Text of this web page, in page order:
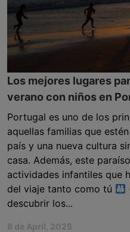
Los mejores lugares
verano con niños en
Portugal es uno de los
aquellas familias que
país y una nueva cultura
casa. Además, este
actividades infantiles que
del viaje tanto como tú
descubrir los...
8 de April, 2025